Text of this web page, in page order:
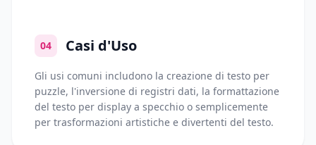
04 Casi d'Uso
Gli usi comuni includono la creazione di testo per
puzzle, l'inversione di registri dati, la formattazione
del testo per display a specchio o semplicemente
per trasformazioni artistiche e divertenti del testo.